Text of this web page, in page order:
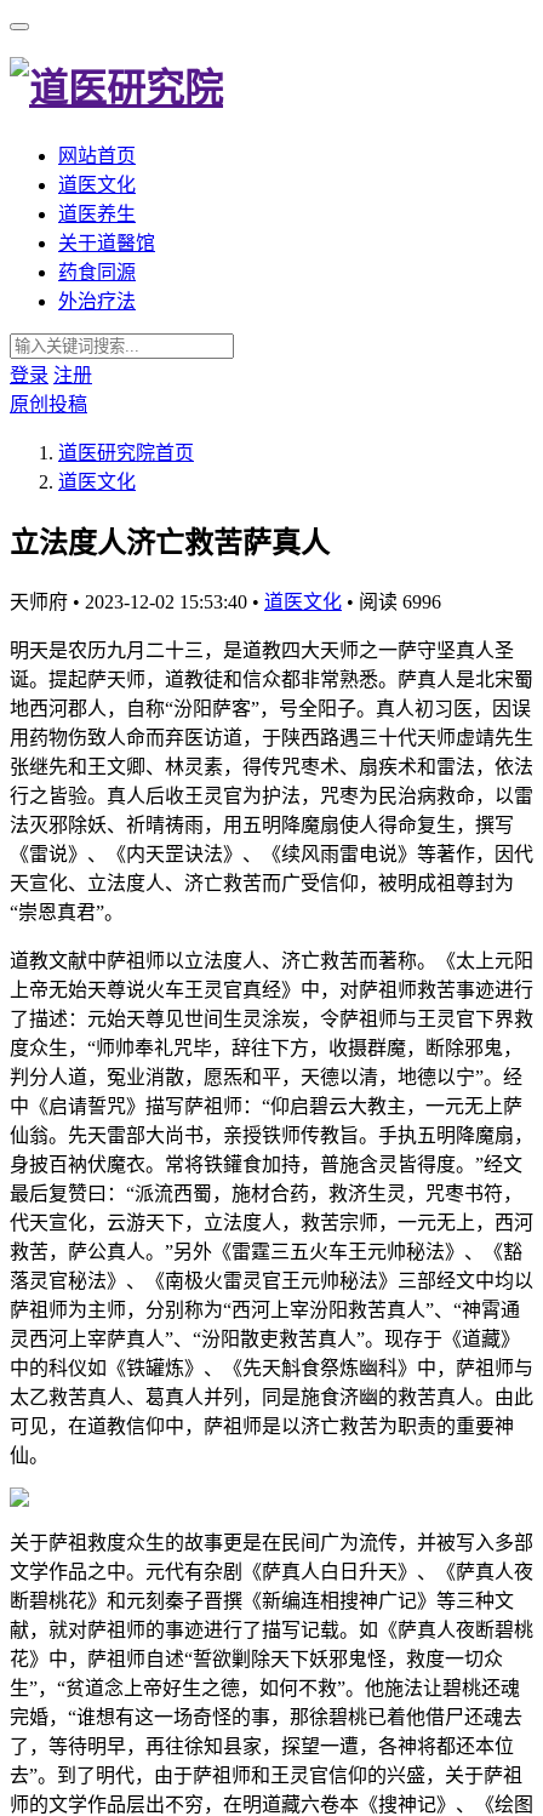
网站首页
道医文化
道医养生
关于道醫馆
药食同源
外治疗法
登录 注册
原创投稿
道医研究院首页
道医文化
立法度人济亡救苦萨真人
天师府 • 2023-12-02 15:53:40 • 道医文化 • 阅读 6996
明天是农历九月二十三，是道教四大天师之一萨守坚真人圣
诞。提起萨天师，道教徒和信众都非常熟悉。萨真人是北宋蜀
地西河郡人，自称“汾阳萨客”，号全阳子。真人初习医，因误
用药物伤致人命而弃医访道，于陕西路遇三十代天师虚靖先生
张继先和王文卿、林灵素，得传咒枣术、扇疾术和雷法，依法
行之皆验。真人后收王灵官为护法，咒枣为民治病救命，以雷
法灭邪除妖、祈晴祷雨，用五明降魔扇使人得命复生，撰写
《雷说》、《内天罡诀法》、《续风雨雷电说》等著作，因代
天宣化、立法度人、济亡救苦而广受信仰，被明成祖尊封为
“崇恩真君”。
道教文献中萨祖师以立法度人、济亡救苦而著称。《太上元阳
上帝无始天尊说火车王灵官真经》中，对萨祖师救苦事迹进行
了描述：元始天尊见世间生灵涂炭，令萨祖师与王灵官下界救
度众生，“师帅奉礼咒毕，辞往下方，收摄群魔，断除邪鬼，
判分人道，冤业消散，愿炁和平，天德以清，地德以宁”。经
中《启请誓咒》描写萨祖师：“仰启碧云大教主，一元无上萨
仙翁。先天雷部大尚书，亲授铁师传教旨。手执五明降魔扇，
身披百衲伏魔衣。常将铁鑵食加持，普施含灵皆得度。”经文
最后复赞曰：“派流西蜀，施材合药，救济生灵，咒枣书符，
代天宣化，云游天下，立法度人，救苦宗师，一元无上，西河
救苦，萨公真人。”另外《雷霆三五火车王元帅秘法》、《豁
落灵官秘法》、《南极火雷灵官王元帅秘法》三部经文中均以
萨祖师为主师，分别称为“西河上宰汾阳救苦真人”、“神霄通
灵西河上宰萨真人”、“汾阳散吏救苦真人”。现存于《道藏》
中的科仪如《铁罐炼》、《先天斛食祭炼幽科》中，萨祖师与
太乙救苦真人、葛真人并列，同是施食济幽的救苦真人。由此
可见，在道教信仰中，萨祖师是以济亡救苦为职责的重要神
仙。
关于萨祖救度众生的故事更是在民间广为流传，并被写入多部
文学作品之中。元代有杂剧《萨真人白日升天》、《萨真人夜
断碧桃花》和元刻秦子晋撰《新编连相搜神广记》等三种文
献，就对萨祖师的事迹进行了描写记载。如《萨真人夜断碧桃
花》中，萨祖师自述“誓欲剿除天下妖邪鬼怪，救度一切众
生”，“贫道念上帝好生之德，如何不救”。他施法让碧桃还魂
完婚，“谁想有这一场奇怪的事，那徐碧桃已着他借尸还魂去
了，等待明早，再往徐知县家，探望一遭，各神将都还本位
去”。到了明代，由于萨祖师和王灵官信仰的兴盛，关于萨祖
师的文学作品层出不穷，在明道藏六卷本《搜神记》、《绘图